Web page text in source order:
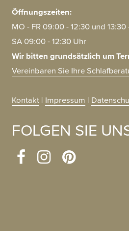
Öffnungszeiten:
MO - FR 09:00 - 12:30 und
SA 09:00 - 12:30 Uhr
Wir bitten grundsätzlich um
Vereinbaren Sie Ihre
Kontakt | Impressum |
FOLGEN SIE